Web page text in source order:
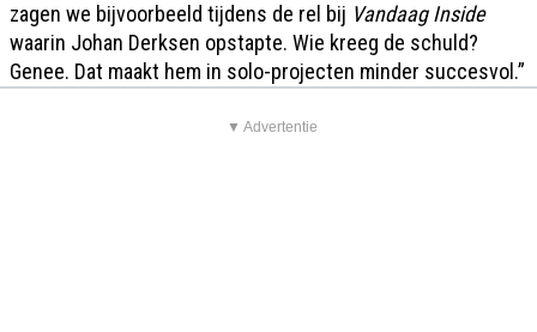
zagen we bijvoorbeeld tijdens de rel bij Vandaag Inside
waarin Johan Derksen opstapte. Wie kreeg de schuld?
Genee. Dat maakt hem in solo-projecten minder succesvol.”
▼ Advertentie